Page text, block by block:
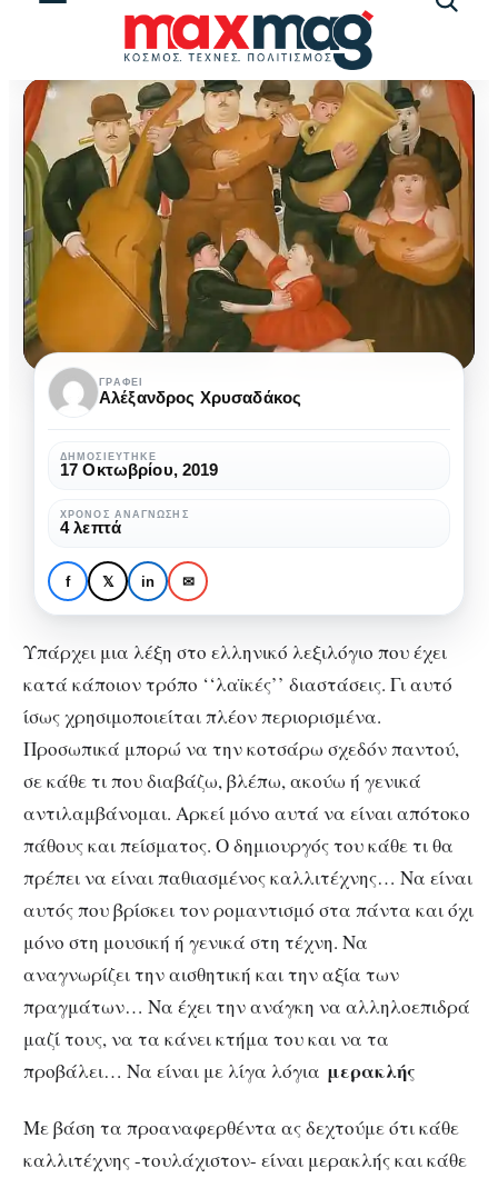
Ο μερακλής ποιητής
αξίζει να μελοποιείται
μερακλής
ποιητής
αξίζει
μελοποιείται
ΓΡΆΦΕΙ
Αλέξανδρος Χρυσαδάκος
ΔΗΜΟΣΙΕΎΤΗΚΕ
17 Οκτωβρίου, 2019
ΧΡΌΝΟΣ ΑΝΆΓΝΩΣΗΣ
4 λεπτά
f 𝕏 in ✉
Υπάρχει μια λέξη στο ελληνικό λεξιλόγιο που έχει
κατά κάποιον τρόπο ‘‘λαϊκές’’ διαστάσεις. Γι αυτό
ίσως χρησιμοποιείται πλέον περιορισμένα.
Προσωπικά μπορώ να την κοτσάρω σχεδόν παντού,
σε κάθε τι που διαβάζω, βλέπω, ακούω ή γενικά
αντιλαμβάνομαι. Αρκεί μόνο αυτά να είναι απότοκο
πάθους και πείσματος. Ο δημιουργός του κάθε τι θα
πρέπει να είναι παθιασμένος καλλιτέχνης… Να είναι
αυτός που βρίσκει τον ρομαντισμό στα πάντα και όχι
μόνο στη μουσική ή γενικά στη τέχνη. Να
αναγνωρίζει την αισθητική και την αξία των
πραγμάτων… Να έχει την ανάγκη να αλληλοεπιδρά
μαζί τους, να τα κάνει κτήμα του και να τα
προβάλει… Να είναι με λίγα λόγια μερακλής
Με βάση τα προαναφερθέντα ας δεχτούμε ότι κάθε
καλλιτέχνης -τουλάχιστον- είναι μερακλής και κάθε